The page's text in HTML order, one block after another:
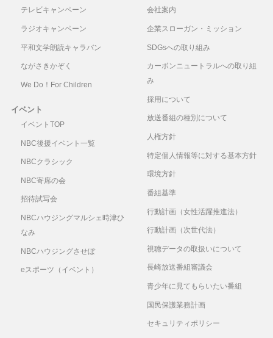
テレビキャンペーン
ラジオキャンペーン
平和文学朗読キャラバン
ながさきかぞく
We Do！For Children
イベント
イベントTOP
NBC後援イベント一覧
NBCクラシック
NBC寄席の会
招待試写会
NBCハウジングマルシェ時津ひ
なみ
NBCハウジングさせぼ
eスポーツ（イベント）
会社案内
企業スローガン・ミッション
SDGsへの取り組み
カーボンニュートラルへの取り組
み
採用について
放送番組の種別について
人権方針
特定個人情報等に対する基本方針
環境方針
番組基準
行動計画（女性活躍推進法）
行動計画（次世代法）
視聴データの取扱いについて
長崎放送番組審議会
青少年に見てもらいたい番組
国民保護業務計画
セキュリティポリシー